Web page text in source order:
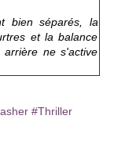
bien séparés, la
et la balance
ne s'active
#Thriller